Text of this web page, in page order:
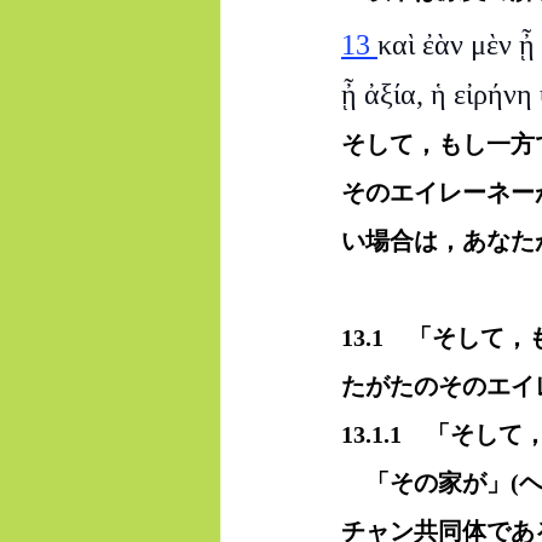
13 καὶ ἐὰν μὲν
ᾖ ἀξία, ἡ
そして，もし一
そのエイレーネ
い場合は，あな
13.1　「そして
たがたのそのエ
13.1.1　「そして
「その家が」(
チャン共同体で